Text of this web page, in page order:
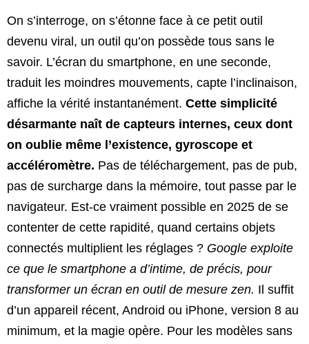
On s’interroge, on s’étonne face à ce petit outil
devenu viral, un outil qu’on possède tous sans le
savoir. L’écran du smartphone, en une seconde,
traduit les moindres mouvements, capte l’inclinaison,
affiche la vérité instantanément. Cette simplicité
désarmante naît de capteurs internes, ceux dont
on oublie même l’existence, gyroscope et
accéléromètre. Pas de téléchargement, pas de pub,
pas de surcharge dans la mémoire, tout passe par le
navigateur. Est-ce vraiment possible en 2025 de se
contenter de cette rapidité, quand certains objets
connectés multiplient les réglages ? Google exploite
ce que le smartphone a d’intime, de précis, pour
transformer un écran en outil de mesure zen. Il suffit
d’un appareil récent, Android ou iPhone, version 8 au
minimum, et la magie opère. Pour les modèles sans